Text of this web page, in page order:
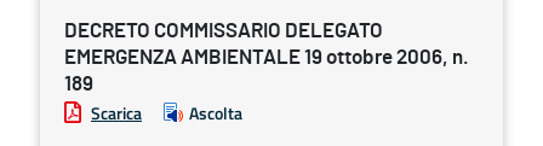
DECRETO COMMISSARIO DELEGATO
EMERGENZA AMBIENTALE 19 ottobre 2006, n.
189
Scarica Ascolta